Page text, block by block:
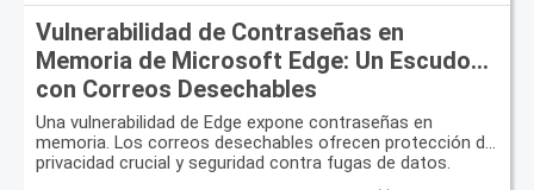
Vulnerabilidad de Contraseñas en
Memoria de Microsoft Edge: Un Escudo
con Correos Desechables
Una vulnerabilidad de Edge expone contraseñas en
memoria. Los correos desechables ofrecen protección de
privacidad crucial y seguridad contra fugas de datos.